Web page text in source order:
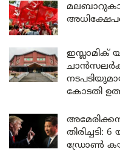
ഇസ്ലാമിക്
കോടതി
ഡ്രോൺ